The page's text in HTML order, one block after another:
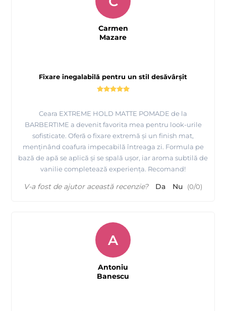
Fixare inegalabilă pentru un stil desăvârșit
Ceara EXTREME HOLD MATTE POMADE de la
BARBERTIME a devenit favorita mea pentru look-urile
sofisticate. Oferă o fixare extremă și un finish mat,
menținând coafura impecabilă întreaga zi. Formula pe
bază de apă se aplică și se spală ușor, iar aroma subtilă de
vanilie completează experiența. Recomand!
Carmen
Mazare
V-a fost de ajutor această recenzie? Da Nu (0/0)
A
Antoniu
Banescu